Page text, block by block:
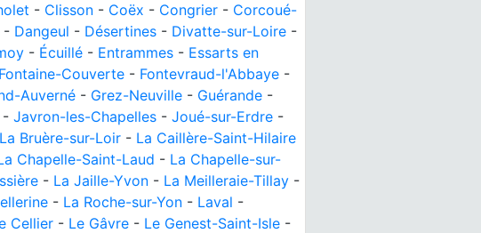
- Clisson - Coëx - Congrier - Corcoué-
- Dangeul - Désertines - Divatte-sur-Loire -
- Écuillé - Entrammes - Essarts en
Couverte - Fontevraud-l'Abbaye -
Auverné - Grez-Neuville - Guérande -
Javron-les-Chapelles - Joué-sur-Erdre -
La Bruère-sur-Loir - La Caillère-Saint-Hilaire
Chapelle-Saint-Laud - La Chapelle-sur-
- La Jaille-Yvon - La Meilleraie-Tillay -
- La Roche-sur-Yon - Laval -
Cellier - Le Gâvre - Le Genest-Saint-Isle -